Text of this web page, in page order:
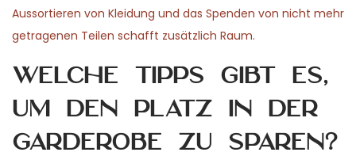
Aussortieren von Kleidung und das Spenden von nicht mehr
getragenen Teilen schafft zusätzlich Raum.
Welche Tipps gibt es,
um den Platz in der
Garderobe zu sparen?